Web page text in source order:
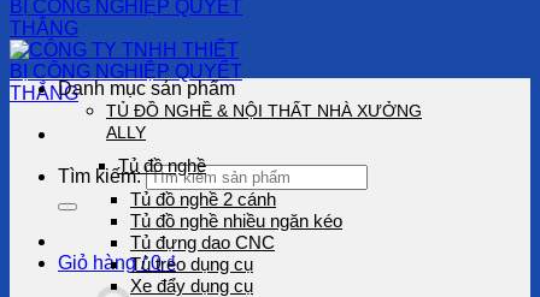
Tìm kiếm:
Giỏ hàng /0₫
Danh mục sản phẩm
TỦ ĐỒ NGHỀ & NỘI THẤT NHÀ XƯỞNG
ALLY
Tủ đồ nghề
Tủ đồ nghề 2 cánh
Tủ đồ nghề nhiều ngăn kéo
Tủ đựng dao CNC
Tủ treo dụng cụ
Xe đẩy dụng cụ